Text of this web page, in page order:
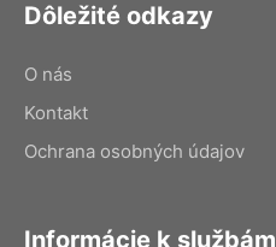
Dôležité odkazy
O nás
Kontakt
Ochrana osobných údajov
Informácie k službám